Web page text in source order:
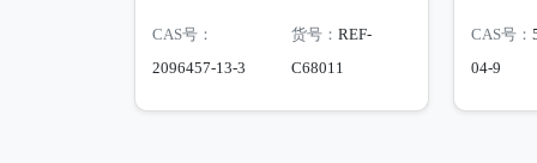
CAS号：
2096457-13-3
货号： REF-
C68011
CAS号：
04-9